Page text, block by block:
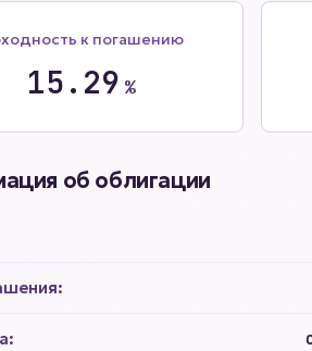
к погашению
15.29 %
об облигации